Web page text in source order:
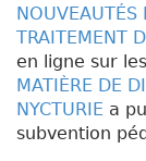
NOUVEAUTÉS
TRAITEMENT
en ligne sur les
MATIÈRE DE
NYCTURIE a
subvention